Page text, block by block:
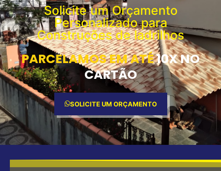
Solicite um Orçamento
Personalizado para
Construções de ladrilhos
PARCELAMOS EM ATÉ10X NO
CARTÃO
SOLICITE UM ORÇAMENTO